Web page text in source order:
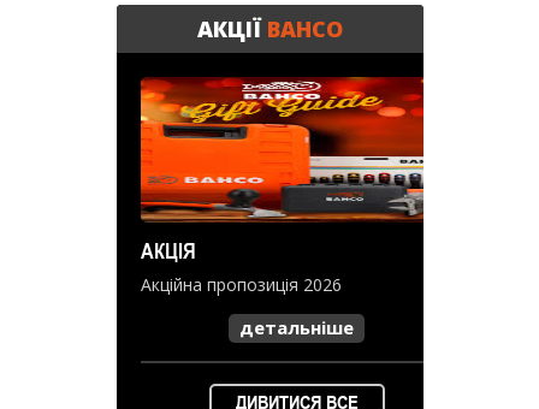
АКЦІЇBAHCO
АКЦІЯ
Акційна пропозиція 2026
детальніше
ДИВИТИСЯ ВСЕ